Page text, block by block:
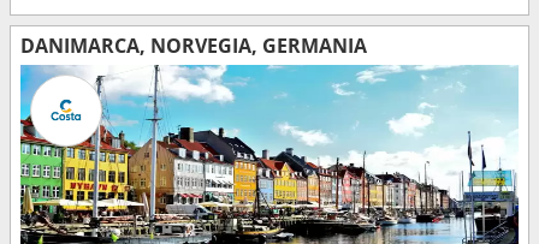
DANIMARCA, NORVEGIA, GERMANIA